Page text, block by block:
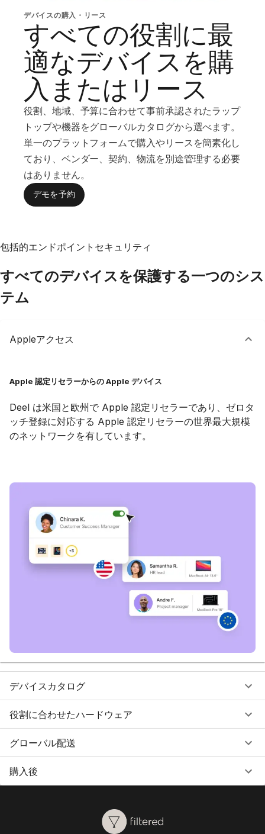
デバイスの購入・リース
すべての役割に最
適なデバイスを購
入またはリース
役割、地域、予算に合わせて事前承認されたラップ
トップや機器をグローバルカタログから選べます。
単一のプラットフォームで購入やリースを簡素化し
ており、ベンダー、契約、物流を別途管理する必要
はありません。
デモを予約
包括的エンドポイントセキュリティ
すべてのデバイスを保護する一つのシス
テム
Appleアクセス
Apple 認定リセラーからの Apple デバイス
Deel は米国と欧州で Apple 認定リセラーであり、ゼロタ
ッチ登録に対応する Apple 認定リセラーの世界最大規模
のネットワークを有しています。
デバイスカタログ
役割に合わせたハードウェア
グローバル配送
購入後